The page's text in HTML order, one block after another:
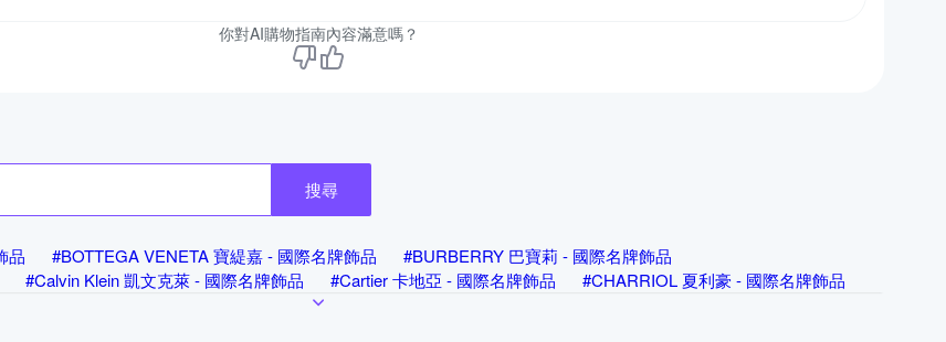
你對AI購物指南內容滿意嗎？
搜尋
品 #BOTTEGA VENETA 寶緹嘉 - 國際名牌飾品
#BURBERRY 巴寶莉 - 國際名牌飾品
#Calvin Klein 凱文克萊 - 國際名牌飾品 #Cartier 卡地亞 - 國際名牌飾品
#CHARRIOL 夏利豪 - 國際名牌飾品
#FENDI 芬迪 - 國際名牌飾品